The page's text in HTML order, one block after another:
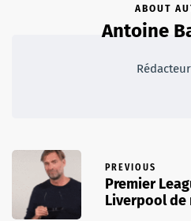
ABOUT
Antoine
PREVIOUS
Premier
Liverpool de